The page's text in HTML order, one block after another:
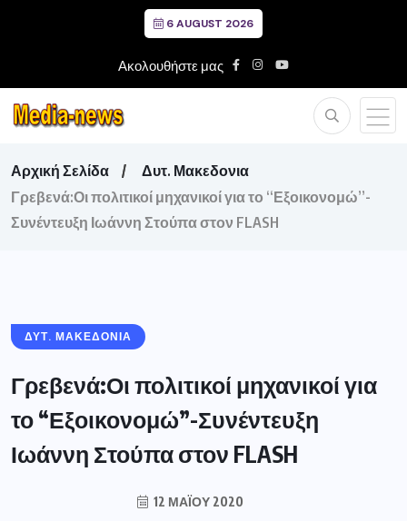
6 AUGUST 2026
Ακολουθήστε μας
Αρχική Σελίδα
Δυτ. Μακεδονια
Γρεβενά:Οι πολιτικοί μηχανικοί για το “Εξοικονομώ”-
Συνέντευξη Ιωάννη Στούπα στον FLASH
ΔΥΤ. ΜΑΚΕΔΟΝΙΑ
Γρεβενά:Οι πολιτικοί μηχανικοί για
το “Εξοικονομώ”-Συνέντευξη
Ιωάννη Στούπα στον FLASH
12 ΜΑΪ́ΟΥ 2020